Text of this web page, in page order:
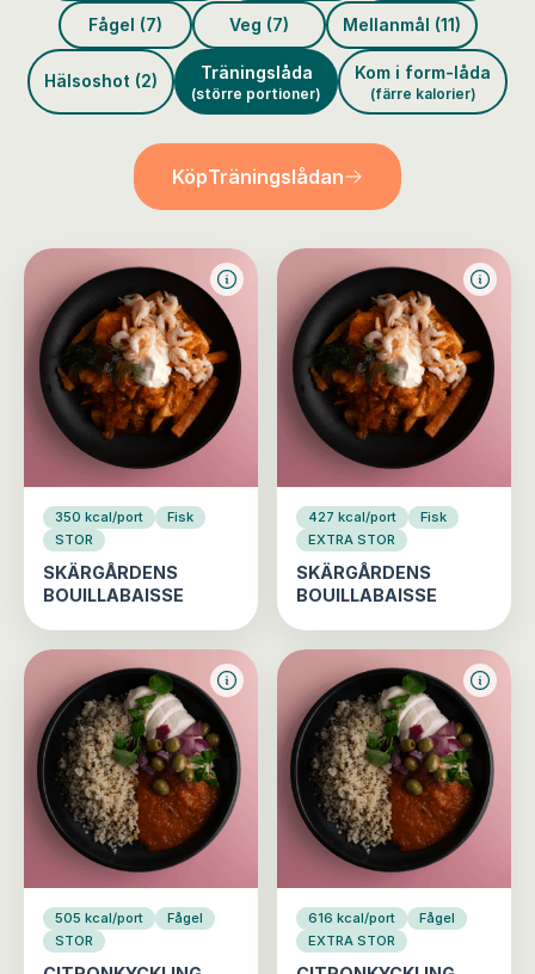
Fågel (7) Veg (7) Mellanmål (11)
Hälsoshot (2) Träningslåda
(större portioner)
Kom i form-låda
(färre kalorier)
KöpTräningslådan
350 kcal/port
Fisk
STOR
SKÄRGÅRDENS
BOUILLABAISSE
427 kcal/port
Fisk
EXTRA STOR
SKÄRGÅRDENS
BOUILLABAISSE
505 kcal/port
Fågel
STOR
616 kcal/port
Fågel
EXTRA STOR